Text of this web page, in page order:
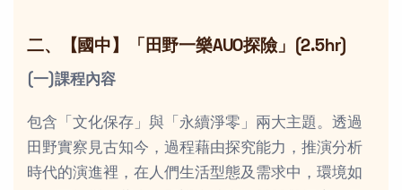
二、【國中】「田野一樂AUO探險」(2.5hr)
(一)課程內容
包含「文化保存」與「永續淨零」兩大主題。透過
田野實察見古知今，過程藉由探究能力，推演分析
時代的演進裡，在人們生活型態及需求中，環境如